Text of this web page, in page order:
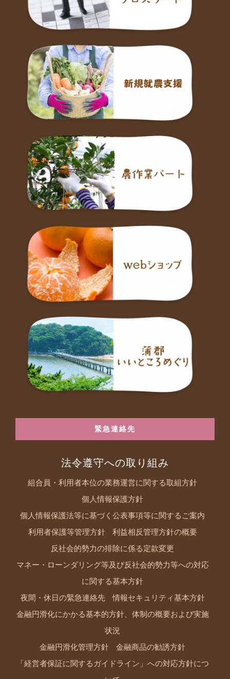
緊急連絡先
法令遵守への取り組み
組合員・利用者本位の業務運営に関する取組方針
個人情報保護方針
個人情報保護法等に基づく公表事項等に関するご案内
利用者保護等管理方針 利益相反管理方針の概要
反社会的勢力の排除に係る定款変更
マネー・ローンダリング等及び反社会的勢力等への対応
に関する基本方針
夜間・休日の緊急連絡先 情報セキュリティ基本方針
金融円滑化にかかる基本的方針、体制の概要および実施
状況
金融円滑化管理方針 金融商品の勧誘方針
「経営者保証に関するガイドライン」への対応方針につ